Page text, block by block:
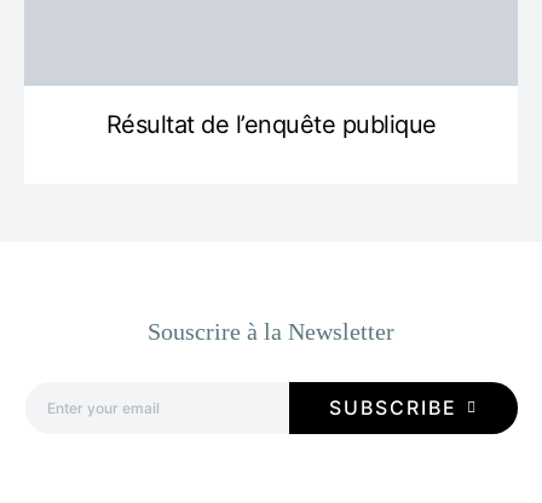
Résultat de l’enquête publique
Souscrire à la Newsletter
SUBSCRIBE